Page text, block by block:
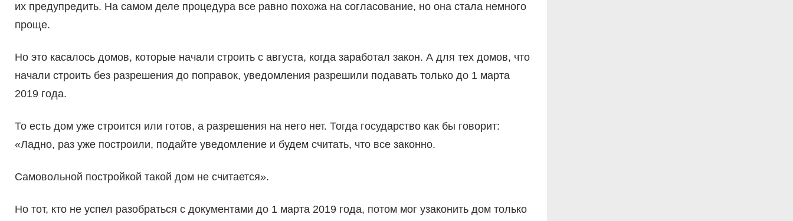
их предупредить. На самом деле процедура все равно похожа на согласование, но она стала немного
проще.
Но это касалось домов, которые начали строить с августа, когда заработал закон. А для тех домов, что
начали строить без разрешения до поправок, уведомления разрешили подавать только до 1 марта
2019 года.
То есть дом уже строится или готов, а разрешения на него нет. Тогда государство как бы говорит:
«Ладно, раз уже построили, подайте уведомление и будем считать, что все законно.
Самовольной постройкой такой дом не считается».
Но тот, кто не успел разобраться с документами до 1 марта 2019 года, потом мог узаконить дом только